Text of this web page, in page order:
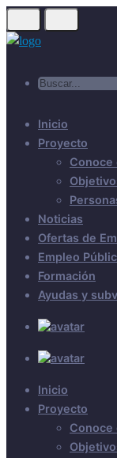
Skip
to
Inicio
Proyecto
Conoce
Noticias
Ofertas de
Empleo
Formación
Ayudas y
Inicio
Proyecto
Conoce